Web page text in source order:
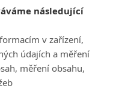
následující
v zařízení,
údajích a měření
měření obsahu,
ATV CZ, s.r.o.
140 00 Praha 4